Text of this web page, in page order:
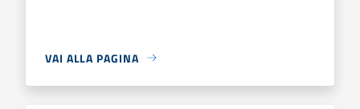
VAI ALLA PAGINA